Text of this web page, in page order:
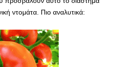
ντομάτα. Πιο αναλυτικά: